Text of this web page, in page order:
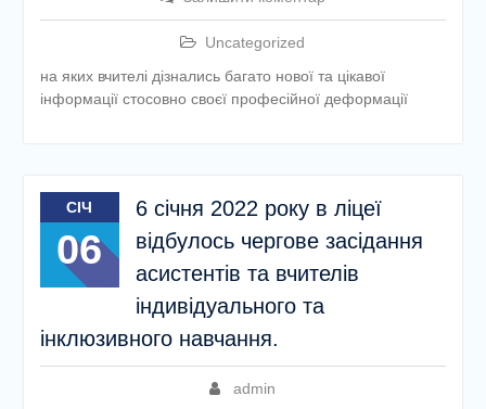
Uncategorized
на яких вчителі дізнались багато нової та цікавої
інформації стосовно своєї професійної деформації
СІЧ
06
6 січня 2022 року в ліцеї
відбулось чергове засідання
асистентів та вчителів
індивідуального та
інклюзивного навчання.
admin